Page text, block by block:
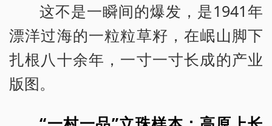
这不是一瞬间的爆发，是1941年
漂洋过海的一粒粒草籽，在岷山脚下
扎根八十余年，一寸一寸长成的产业
版图。